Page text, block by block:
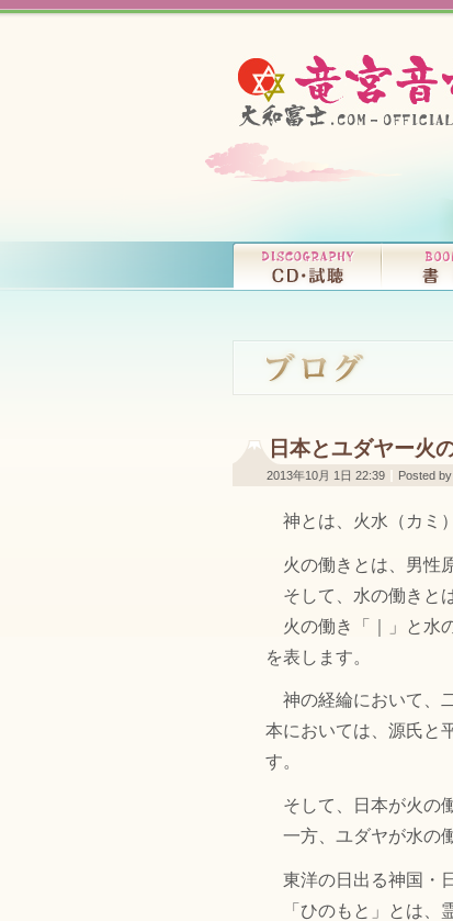
日本とユダヤー火
2013年10月 1日 22:39 Posted
神とは、火水（カミ
火の働きとは、男性
そして、水の働きと
火の働き「｜」と水
を表します。
神の経綸において、
本においては、源氏と
す。
そして、日本が火の
一方、ユダヤが水の
東洋の日出る神国・
「ひのもと」とは、